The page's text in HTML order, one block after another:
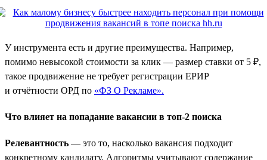
У инструмента есть и другие преимущества. Например,
помимо невысокой стоимости за клик — размер ставки от 5 ₽,
такое продвижение не требует регистрации ЕРИР
и отчётности ОРД по «ФЗ О Рекламе».
Что влияет на попадание вакансии в топ-2 поиска
Релевантность — это то, насколько вакансия подходит
конкретному кандидату. Алгоритмы учитывают содержание